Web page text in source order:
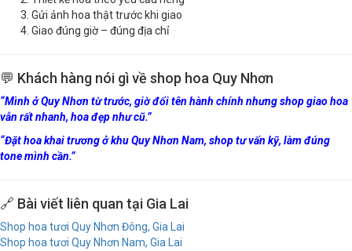
Thiết kế hoa theo yêu cầu riêng
Gửi ảnh hoa thật trước khi giao
Giao đúng giờ – đúng địa chỉ
💬 Khách hàng nói gì về shop hoa Quy Nhơn
“Mình ở Quy Nhơn từ trước, giờ đổi tên hành chính nhưng shop giao hoa
vẫn rất nhanh, hoa đẹp như cũ.”
“Đặt hoa khai trương ở khu Quy Nhơn Nam, shop tư vấn kỹ, làm đúng
🔗 Bài viết liên quan tại Gia Lai
Shop hoa tươi Quy Nhơn Đông, Gia Lai